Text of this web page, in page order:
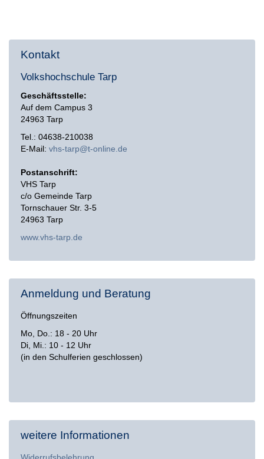
Kontakt
Volkshochschule Tarp
Geschäftsstelle:
Auf dem Campus 3
24963 Tarp
Tel.: 04638-210038
E-Mail: vhs-tarp@t-online.de
Postanschrift:
VHS Tarp
c/o Gemeinde Tarp
Tornschauer Str. 3-5
24963 Tarp
www.vhs-tarp.de
Anmeldung und Beratung
Öffnungszeiten
Mo, Do.: 18 - 20 Uhr
Di, Mi.: 10 - 12 Uhr
(in den Schulferien geschlossen)
weitere Informationen
Widerrufsbelehrung